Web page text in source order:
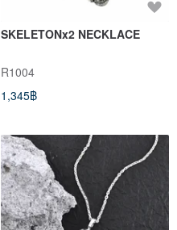
SKELETONx2 NECKLACE
R1004
1,345฿